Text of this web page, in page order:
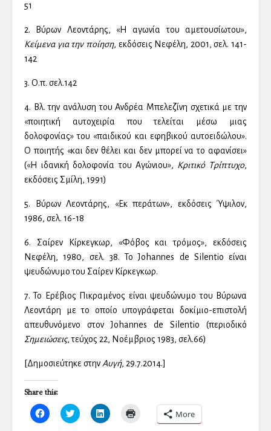
51
2. Βύρων Λεοντάρης, «Η αγωνία του αμετουσίωτου»,
Κείμενα για την ποίηση, εκδόσεις Νεφέλη, 2001, σελ. 141-
142
3. Ο.π. σελ.142
4. Βλ. την ανάλυση του Ανδρέα Μπελεζίνη σχετικά με την
«ποιητική αυτοχειρία που τελείται μέσω μιας
δολοφονίας» του «παιδικού και εφηβικού αυτοειδώλου».
Ο ποιητής «και δεν θέλει και δεν μπορεί να το αφανίσει»
(«Η ιδανική δολοφονία του Αγώνιου», Κριτικό Τρίπτυχο,
εκδόσεις Σμίλη, 1991)
5. Βύρων Λεοντάρης, «Εκ περάτων», εκδόσεις Ύψιλον,
1986, σελ. 16-18
6. Σαίρεν Κίρκεγκωρ, «Φόβος και τρόμος», εκδόσεις
Νεφέλη, 1980, σελ. 38. Το Johannes de Silentio είναι
ψευδώνυμο του Σαίρεν Κίρκεγκωρ.
7. Το Ερέβιος Πικραμένος είναι ψευδώνυμο του Βύρωνα
Λεοντάρη με το οποίο υπογράφεται δοκίμιο-επιστολή
απευθυνόμενο στον Johannes de Silentio (περιοδικό
Σημειώσεις, τεύχος 22, Νοέμβριος 1983, σελ.66)
[Δημοσιεύτηκε στηνΑυγή, 29.7.2014.]
Share this:
C
l
C
l
C
l More